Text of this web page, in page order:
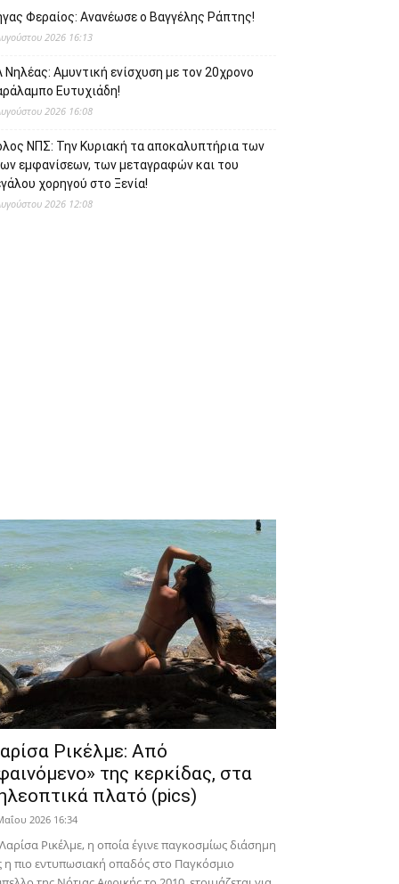
Φεραίος: Ανανέωσε ο Βαγγέλης Ράπτης!
2026 16:13
Νηλέας: Αμυντική ενίσχυση με τον 20χρονο
Ευτυχιάδη!
2026 16:08
ΝΠΣ: Την Κυριακή τα αποκαλυπτήρια των
εμφανίσεων, των μεταγραφών και του
χορηγού στο Ξενία!
2026 12:08
Ρικέλμε: Από
της κερκίδας, στα
πλατό (pics)
2026 16:34
Ρικέλμε, η οποία έγινε παγκοσμίως διάσημη
η πιο εντυπωσιακή οπαδός στο Παγκόσμιο